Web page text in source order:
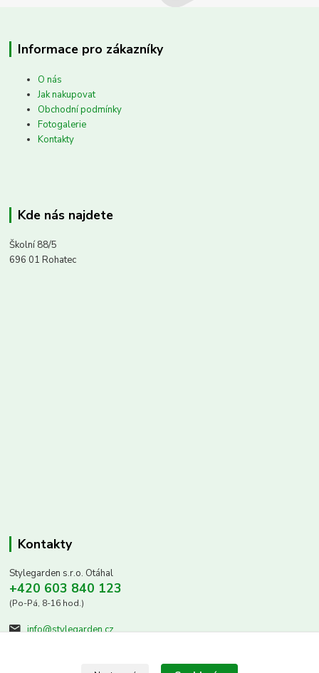
Informace pro zákazníky
O nás
Jak nakupovat
Obchodní podmínky
Fotogalerie
Kontakty
Kde nás najdete
Školní 88/5
696 01 Rohatec
Kontakty
Stylegarden s.r.o. Otáhal
+420 603 840 123
(Po-Pá, 8-16 hod.)
info@stylegarden.cz